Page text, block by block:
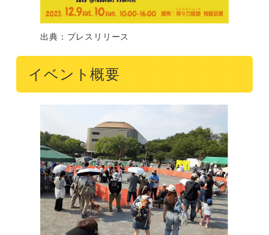
出典：プレスリリース
イベント概要